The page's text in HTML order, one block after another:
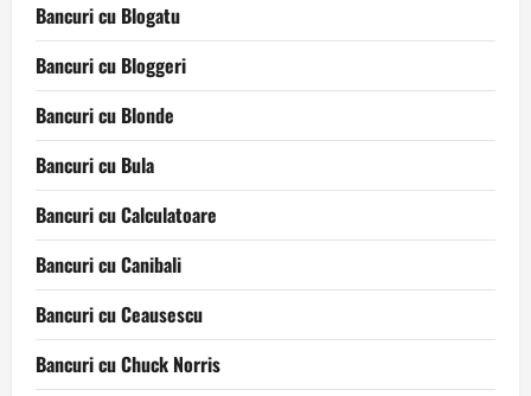
Bancuri cu Blogatu
Bancuri cu Bloggeri
Bancuri cu Blonde
Bancuri cu Bula
Bancuri cu Calculatoare
Bancuri cu Canibali
Bancuri cu Ceausescu
Bancuri cu Chuck Norris